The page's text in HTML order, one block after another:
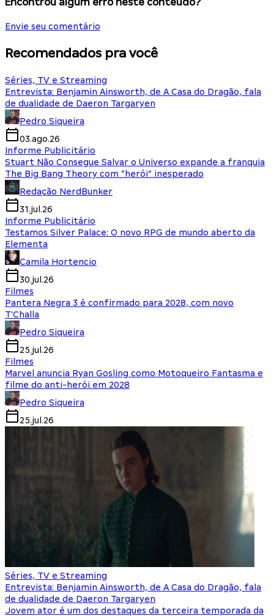
Encontrou algum erro neste conteúdo?
Envie seu comentário
Recomendados pra você
Séries, TV e Streaming
Entrevista: Benjamin Ainsworth, de A Casa do Dragão, fala
de dualidade de Daeron Targaryen
Pedro Siqueira
03.ago.26
Informe Publicitário
Stuart Não Consegue Salvar o Universo expande a franquia
The Big Bang Theory com “herói” inesperado
Redação NerdBunker
31.jul.26
Informe Publicitário
Testamos Silver Palace: O novo RPG de mundo aberto da
Elementa
Camila Hortencio
30.jul.26
Filmes
Pantera Negra 3 é confirmado para 2028, com novo
T'Challa
Pedro Siqueira
25.jul.26
Filmes
Marvel anuncia Ryan Gosling como Motoqueiro Fantasma e
filme do anti-herói em 2028
Pedro Siqueira
25.jul.26
Séries, TV e Streaming
Entrevista: Benjamin Ainsworth, de A Casa do Dragão, fala
de dualidade de Daeron Targaryen
Jovem ator é um dos destaques da terceira temporada da